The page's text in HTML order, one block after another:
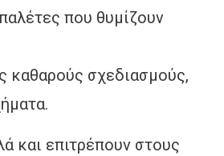
που θυμίζουν
καθαρούς σχεδιασμούς,
και επιτρέπουν στους